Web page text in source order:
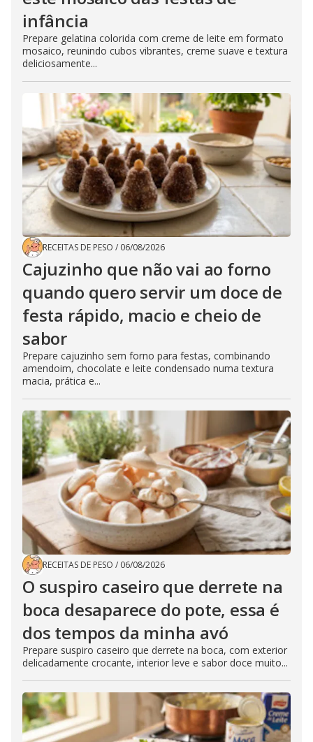
infância
Prepare gelatina colorida com creme de leite em formato
mosaico, reunindo cubos vibrantes, creme suave e textura
deliciosamente...
RECEITAS DE PESO / 06/08/2026
Cajuzinho que não vai ao forno
quando quero servir um doce de
festa rápido, macio e cheio de
sabor
Prepare cajuzinho sem forno para festas, combinando
amendoim, chocolate e leite condensado numa textura
macia, prática e...
RECEITAS DE PESO / 06/08/2026
O suspiro caseiro que derrete na
boca desaparece do pote, essa é
dos tempos da minha avó
Prepare suspiro caseiro que derrete na boca, com exterior
delicadamente crocante, interior leve e sabor doce muito...